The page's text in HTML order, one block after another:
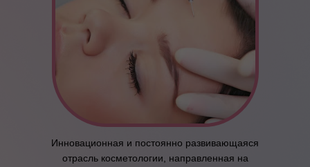
Инновационная и постоянно развивающаяся
отрасль косметологии, направленная на